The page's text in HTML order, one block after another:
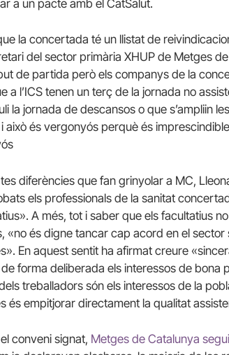
a un pacte amb el CatSalut.
la concertada té un llistat de
del sector primària XHUP de Metges
de partida però els companys de la
a l’ICS tenen un terç de la jornada no
la jornada de descansos o que s’ampliin
i això és vergonyós perquè és
diferències que fan grinyolar a MC,
els professionals de la sanitat
A més, tot i saber que els facultatius
«no és digne tancar cap acord en el
En aquest sentit ha afirmat creure
forma deliberada els interessos de bona
treballadors són els interessos de la
és empitjorar directament la qualitat
conveni signat, Metges de Catalunya